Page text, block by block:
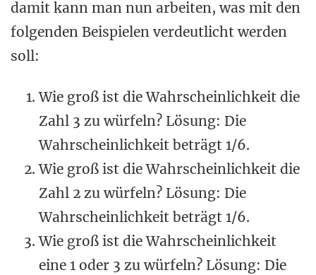
damit kann man nun arbeiten, was mit den
folgenden Beispielen verdeutlicht werden
soll:
Wie groß ist die Wahrscheinlichkeit die
Zahl 3 zu würfeln? Lösung: Die
Wahrscheinlichkeit beträgt 1/6.
Wie groß ist die Wahrscheinlichkeit die
Zahl 2 zu würfeln? Lösung: Die
Wahrscheinlichkeit beträgt 1/6.
Wie groß ist die Wahrscheinlichkeit
eine 1 oder 3 zu würfeln? Lösung: Die